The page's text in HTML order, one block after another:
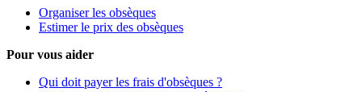
Organiser les obsèques
Estimer le prix des obsèques
Pour vous aider
Qui doit payer les frais d'obsèques ?